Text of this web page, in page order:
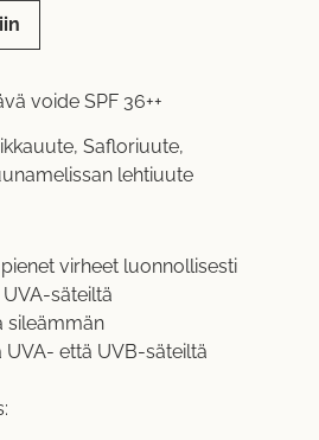
voide SPF 36++
Safloriuute,
lehtiuute
virheet luonnollisesti
säteiltä
sileämmän
UVA- että UVB-säteiltä